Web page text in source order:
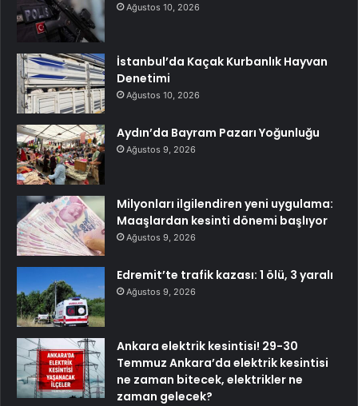
Ağustos 10, 2026
İstanbul’da Kaçak Kurbanlık Hayvan
Denetimi
Ağustos 10, 2026
Aydın’da Bayram Pazarı Yoğunluğu
Ağustos 9, 2026
Milyonları ilgilendiren yeni uygulama:
Maaşlardan kesinti dönemi başlıyor
Ağustos 9, 2026
Edremit’te trafik kazası: 1 ölü, 3 yaralı
Ağustos 9, 2026
Ankara elektrik kesintisi! 29-30
Temmuz Ankara’da elektrik kesintisi
ne zaman bitecek, elektrikler ne
zaman gelecek?